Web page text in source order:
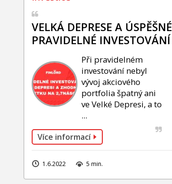
VELKÁ DEPRESE A ÚSPĚŠNÉ
PRAVIDELNÉ INVESTOVÁNÍ
Při pravidelném
investování nebyl
vývoj akciového
portfolia špatný ani
ve Velké Depresi, a to
...
Více informací
1.6.2022 5 min.